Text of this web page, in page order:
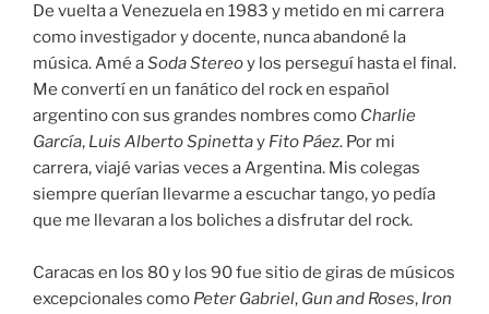
De vuelta a Venezuela en 1983 y metido en mi carrera
como investigador y docente, nunca abandoné la
música. Amé aSoda Stereoy los perseguí hasta el final.
Me convertí en un fanático del rock en español
argentino con sus grandes nombres como Charlie
García, Luis Alberto Spinettay Fito Páez. Por mi
carrera, viajé varias veces a Argentina. Mis colegas
siempre querían llevarme a escuchar tango, yo pedía
que me llevaran a los boliches a disfrutar del rock.
Caracas en los 80 y los 90 fue sitio de giras de músicos
excepcionales como Peter Gabriel, Gun and Roses, Iron